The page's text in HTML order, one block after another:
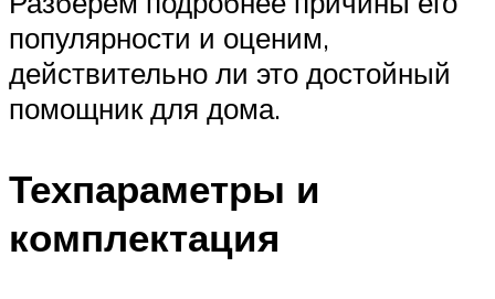
популярности и оценим,
действительно ли это достойный
помощник для дома.
Техпараметры и
комплектация